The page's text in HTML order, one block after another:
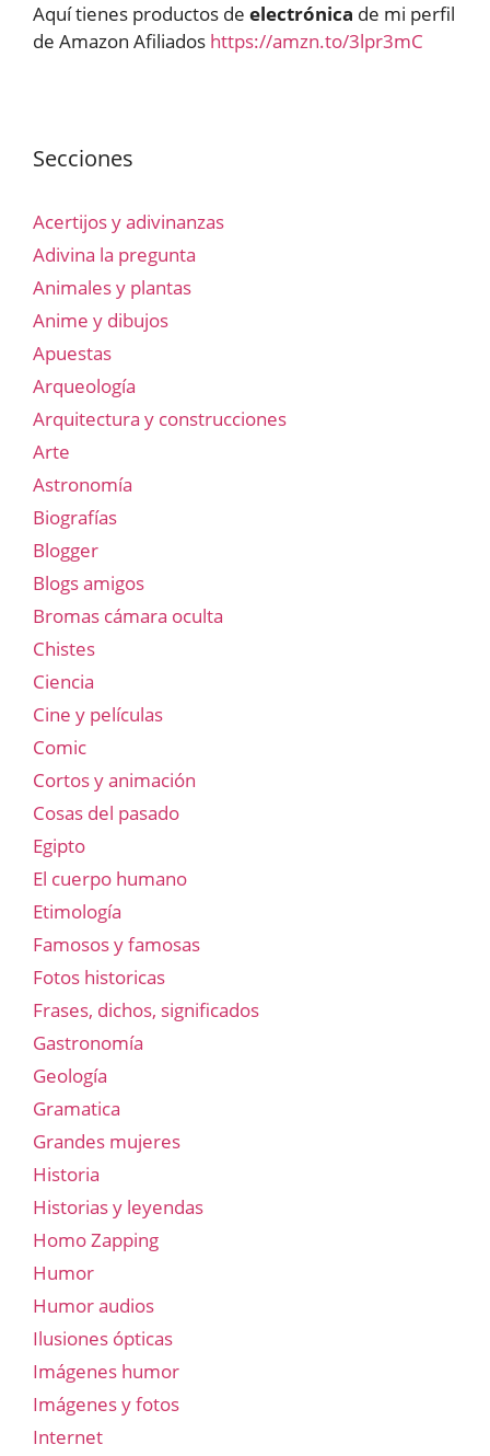
Aquí tienes productos de electrónica de mi perfil
de Amazon Afiliados https://amzn.to/3lpr3mC
Secciones
Acertijos y adivinanzas
Adivina la pregunta
Animales y plantas
Anime y dibujos
Apuestas
Arqueología
Arquitectura y construcciones
Arte
Astronomía
Biografías
Blogger
Blogs amigos
Bromas cámara oculta
Chistes
Ciencia
Cine y películas
Comic
Cortos y animación
Cosas del pasado
Egipto
El cuerpo humano
Etimología
Famosos y famosas
Fotos historicas
Frases, dichos, significados
Gastronomía
Geología
Gramatica
Grandes mujeres
Historia
Historias y leyendas
Homo Zapping
Humor
Humor audios
Ilusiones ópticas
Imágenes humor
Imágenes y fotos
Internet